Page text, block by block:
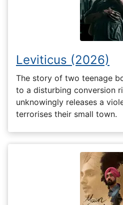
Leviticus (2026)
The story of two teenage
to a disturbing conversion
unknowingly releases a
terrorises their small town.